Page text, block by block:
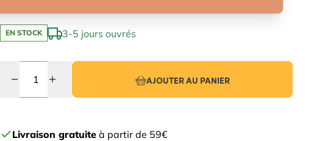
EN STOCK 3-5 jours ouvrés
AJOUTER AU PANIER
Livraison gratuite à partir de 59€